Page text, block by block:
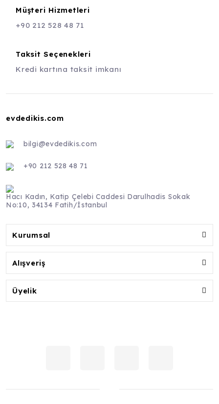
Müşteri Hizmetleri
+90 212 528 48 71
Taksit Seçenekleri
Kredi kartına taksit imkanı
evdedikis.com
bilgi@evdedikis.com
+90 212 528 48 71
Hacı Kadın, Katip Çelebi Caddesi Darulhadis Sokak
No:10, 34134 Fatih/İstanbul
Kurumsal
Alışveriş
Üyelik